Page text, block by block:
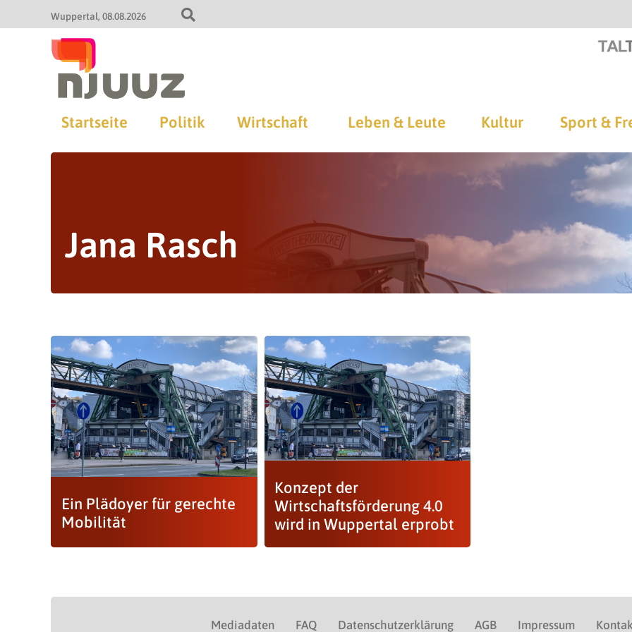
Wuppertal 08.08.2026
Startseite Politik Wirtschaft Leben & Leute Kultur Sport &
Jana Rasch
Ein Plädoyer für gerechte
Mobilität
Konzept der
Wirtschaftsförderung 4.0
wird in Wuppertal erprobt
Mediadaten FAQ Datenschutzerklärung AGB Impressum